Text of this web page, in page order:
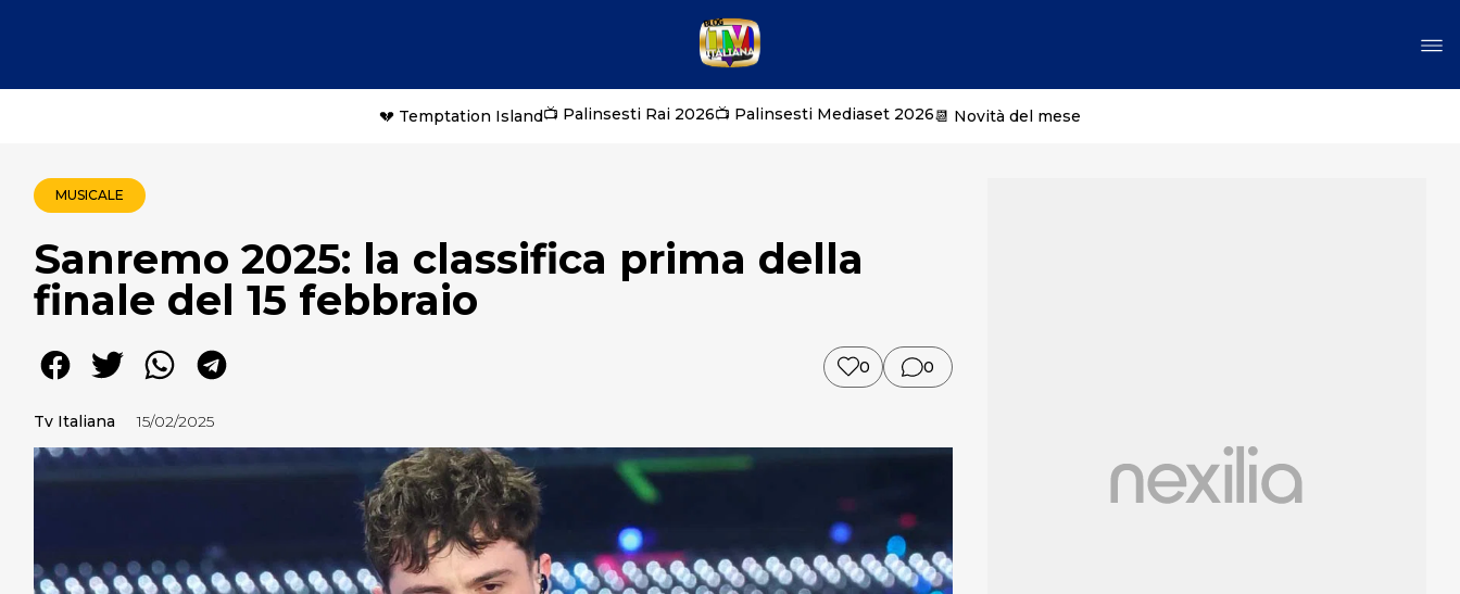
💔 Temptation Island📺 Palinsesti Rai 2026📺 Palinsesti Mediaset 2026📆 Novità del mese
MUSICALE
Sanremo 2025: la classifica prima della
finale del 15 febbraio
0 0
Tv Italiana 15/02/2025